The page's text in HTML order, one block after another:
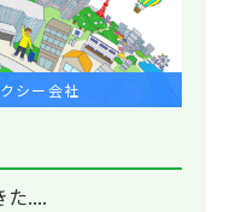
シー会社
た....